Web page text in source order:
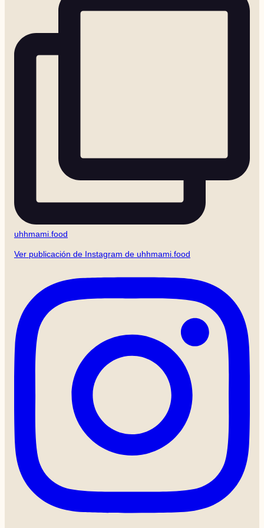
uhhmami.food
Ver publicación de Instagram de uhhmami.food